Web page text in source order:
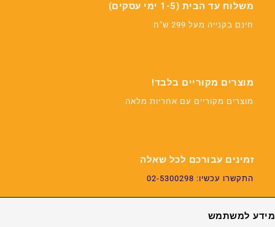
משלוח עד הבית (1-5 ימי עסקים)
חינם בקנייה מעל 299 ש"ח
מוצרים מקוריים בלבד!
מוצרים מקוריים עם אחריות מלאה
זמינים עבורכם לכל שאלה
התקשרו עכשיו: 02-5300298
מידע למשתמש